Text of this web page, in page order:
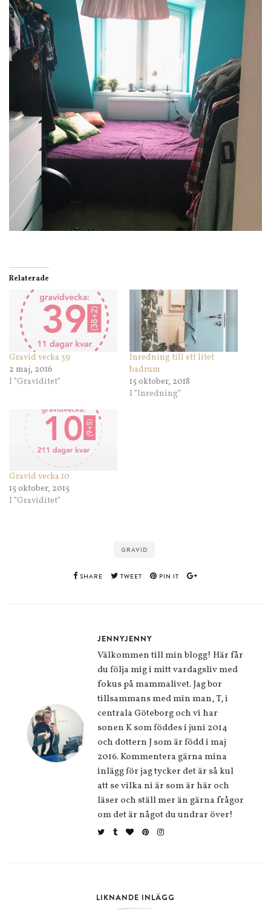
Relaterade
Gravid vecka 39
2 maj, 2016
I ”Graviditet”
Inredning till ett litet
badrum
15 oktober, 2018
I ”Inredning”
Gravid vecka 10
15 oktober, 2015
I ”Graviditet”
GRAVID
SHARE TWEET PIN IT
JENNYJENNY
Välkommen till min blogg! Här får
du följa mig i mitt vardagsliv med
fokus på mammalivet. Jag bor
tillsammans med min man, T, i
centrala Göteborg och vi har
sonen K som föddes i juni 2014
och dottern J som är född i maj
2016. Kommentera gärna mina
inlägg för jag tycker det är så kul
att se vilka ni är som är här och
läser och ställ mer än gärna frågor
om det är något du undrar över!
LIKNANDE INLÄGG